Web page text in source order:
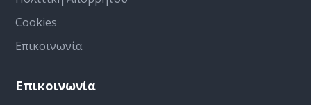
Cookies
Επικοινωνία
Επικοινωνία